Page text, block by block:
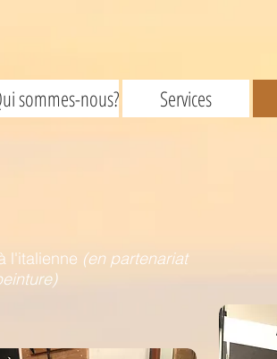
sommes-nous? Services
l'italienne (en partenariat